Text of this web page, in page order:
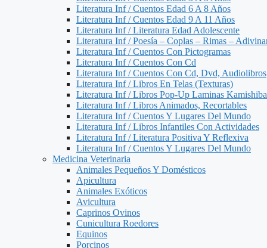
Literatura Inf / Cuentos Edad 6 A 8 Años
Literatura Inf / Cuentos Edad 9 A 11 Años
Literatura Inf / Literatura Edad Adolescente
Literatura Inf / Poesía – Coplas – Rimas –
Literatura Inf / Cuentos Con Pictogramas
Literatura Inf / Cuentos Con Cd
Literatura Inf / Cuentos Con Cd, Dvd, Audiolibros
Literatura Inf / Libros En Telas (Texturas)
Literatura Inf / Libros Pop-Up Laminas
Literatura Inf / Libros Animados, Recortables
Literatura Inf / Cuentos Y Lugares Del Mundo
Literatura Inf / Libros Infantiles Con Actividades
Literatura Inf / Literatura Positiva Y Reflexiva
Literatura Inf / Cuentos Y Lugares Del Mundo
Medicina Veterinaria
Animales Pequeños Y Domésticos
Apicultura
Animales Exóticos
Avicultura
Caprinos Ovinos
Cunicultura Roedores
Equinos
Porcinos